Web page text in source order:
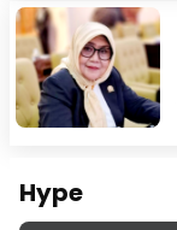
Hype